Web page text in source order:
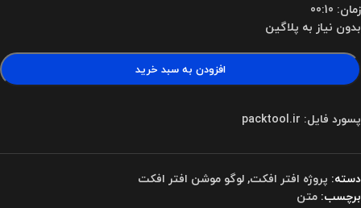
زمان: 00:10
بدون نیاز به پلاگین
افزودن به سبد خرید
پسورد فایل: packtool.ir
دسته: پروژه افتر افکت,لوگو موشن افتر افکت
برچسب: متن